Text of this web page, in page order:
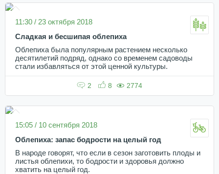
11:30 / 23 октября 2018
Сладкая и бесшипая облепиха
Облепиха была популярным растением несколько
десятилетий подряд, однако со временем садоводы
стали избавляться от этой ценной культуры.
2 8 2774
15:05 / 10 сентября 2018
Облепиха: запас бодрости на целый год
В народе говорят, что если в сезон заготовить плоды и
листья облепихи, то бодрости и здоровья должно
хватить на целый год.